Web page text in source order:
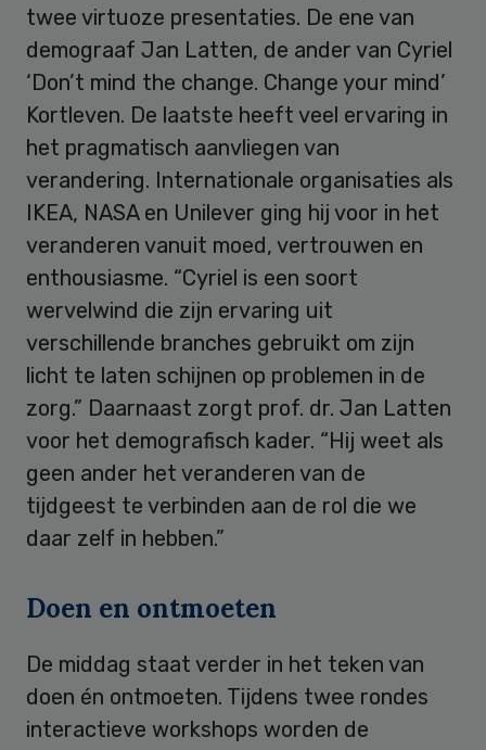
twee virtuoze presentaties. De ene van
demograaf Jan Latten, de ander van Cyriel
‘Don’t mind the change. Change your mind’
Kortleven. De laatste heeft veel ervaring in
het pragmatisch aanvliegen van
verandering. Internationale organisaties als
IKEA, NASA en Unilever ging hij voor in het
veranderen vanuit moed, vertrouwen en
enthousiasme. “Cyriel is een soort
wervelwind die zijn ervaring uit
verschillende branches gebruikt om zijn
licht te laten schijnen op problemen in de
zorg.” Daarnaast zorgt prof. dr. Jan Latten
voor het demografisch kader. “Hij weet als
geen ander het veranderen van de
tijdgeest te verbinden aan de rol die we
daar zelf in hebben.”
Doen en ontmoeten
De middag staat verder in het teken van
doen én ontmoeten. Tijdens twee rondes
interactieve workshops worden de